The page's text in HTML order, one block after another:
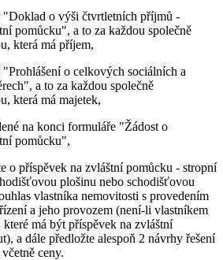
o výši čtvrtletních příjmů -
pomůcku", a to za každou společně
která má příjem,
o celkových sociálních a
a to za každou společně
která má majetek,
na konci formuláře "Žádost o
pomůcku",
o příspěvek na zvláštní pomůcku - stropní
plošinu nebo schodišťovou
vlastníka nemovitosti s provedením
a jeho provozem (není-li vlastníkem
má být příspěvek na zvláštní
a dále předložte alespoň 2 návrhy řešení
ceny.